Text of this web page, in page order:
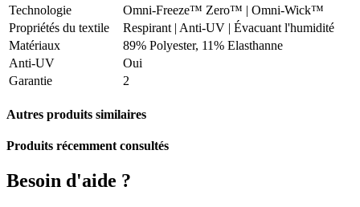
Technologie
Omni-Freeze™ Zero™ | Omni-Wick™
Propriétés du textile
Respirant | Anti-UV | Évacuant l'humidité
Matériaux
89% Polyester, 11% Elasthanne
Anti-UV
Oui
Garantie
2
Autres produits similaires
Produits récemment consultés
Besoin d'aide ?